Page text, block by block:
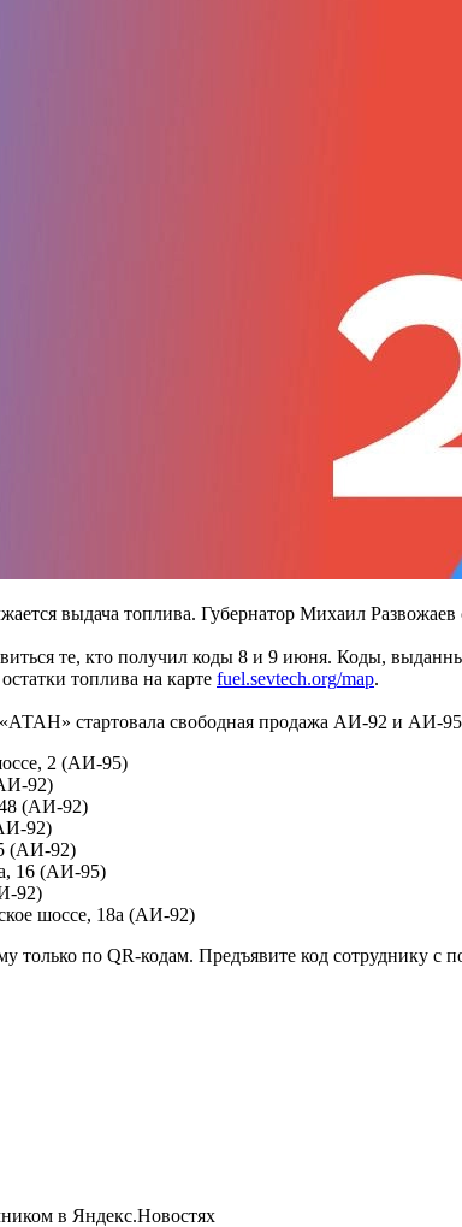
выдача топлива. Губернатор Михаил
те, кто получил коды 8 и 9 июня. Коды,
топлива на карте fuel.sevtech.org/map.
«АТАН» стартовала свободная продажа АИ-92 и АИ-
2 (АИ-95)
92)
(АИ-92)
92)
(АИ-92)
16 (АИ-95)
92)
шоссе, 18а (АИ-92)
только по QR-кодам. Предъявите код сотруднику с
в Яндекс.Новостях